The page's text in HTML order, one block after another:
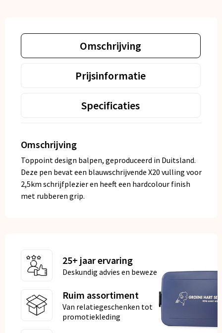
Omschrijving
Prijsinformatie
Specificaties
Omschrijving
Toppoint design balpen, geproduceerd in Duitsland.
Deze pen bevat een blauwschrijvende X20 vulling voor
2,5km schrijfplezier en heeft een hardcolour finish
met rubberen grip.
25+ jaar ervaring
Deskundig advies en bewezen kwaliteit
Ruim assortiment
Van relatiegeschenken tot
promotiekleding